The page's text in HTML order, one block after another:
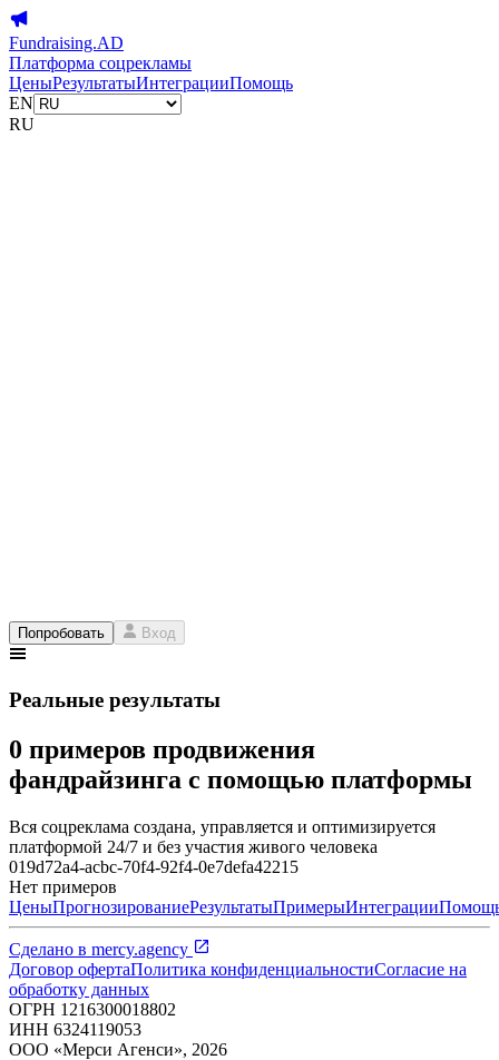
Fundraising.AD
Платформа соцрекламы
ЦеныРезультатыИнтеграцииПомощь
EN
RU
Попробовать Вход
Реальные результаты
0 примеров продвижения
фандрайзинга с помощью платформы
Вся соцреклама создана, управляется и оптимизируется
платформой 24/7 и без участия живого человека
019d72a4-acbc-70f4-92f4-0e7defa42215
Нет примеров
ЦеныПрогнозированиеРезультатыПримерыИнтеграции
Сделано в mercy.agency
Договор офертаПолитика конфиденциальностиСогласие на
обработку данных
ОГРН 1216300018802
ИНН 6324119053
ООО «Мерси Агенси», 2026